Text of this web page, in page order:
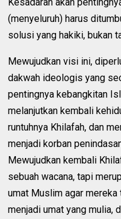
(menyeluruh) harus
solusi yang hakiki, bukan
Mewujudkan visi ini,
dakwah ideologis yang
pentingnya kebangkitan
melanjutkan kembali
runtuhnya Khilafah, dan
menjadi korban
Mewujudkan kembali
sebuah wacana, tapi
umat Muslim agar
menjadi umat yang mulia,